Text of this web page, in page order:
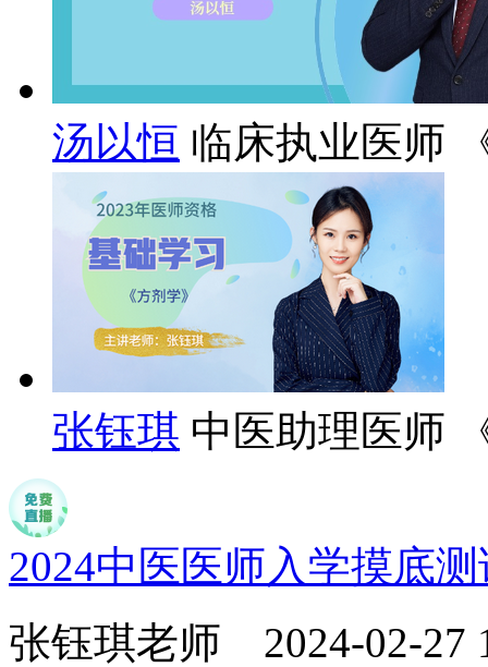
汤以恒 临床执业医师
张钰琪 中医助理医师
2024中医医师入学摸底
张钰琪老师 2024-02-27